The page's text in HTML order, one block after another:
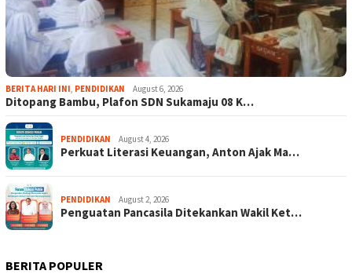
BERITA HARI INI, PENDIDIKAN August 6, 2026
Ditopang Bambu, Plafon SDN Sukamaju 08 K…
PENDIDIKAN August 4, 2026
Perkuat Literasi Keuangan, Anton Ajak Ma…
PENDIDIKAN August 2, 2026
Penguatan Pancasila Ditekankan Wakil Ket…
BERITA POPULER